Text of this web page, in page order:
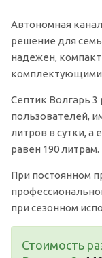
Автономная
решение для
надежен,
комплектующими
Септик Волгарь 3
пользователей,
литров в сутки,
равен 190 литрам.
При постоянном
при сезонном
Стоимость